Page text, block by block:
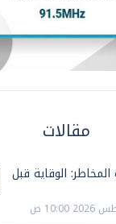
مقالات
المخاطر: الوقاية قبل